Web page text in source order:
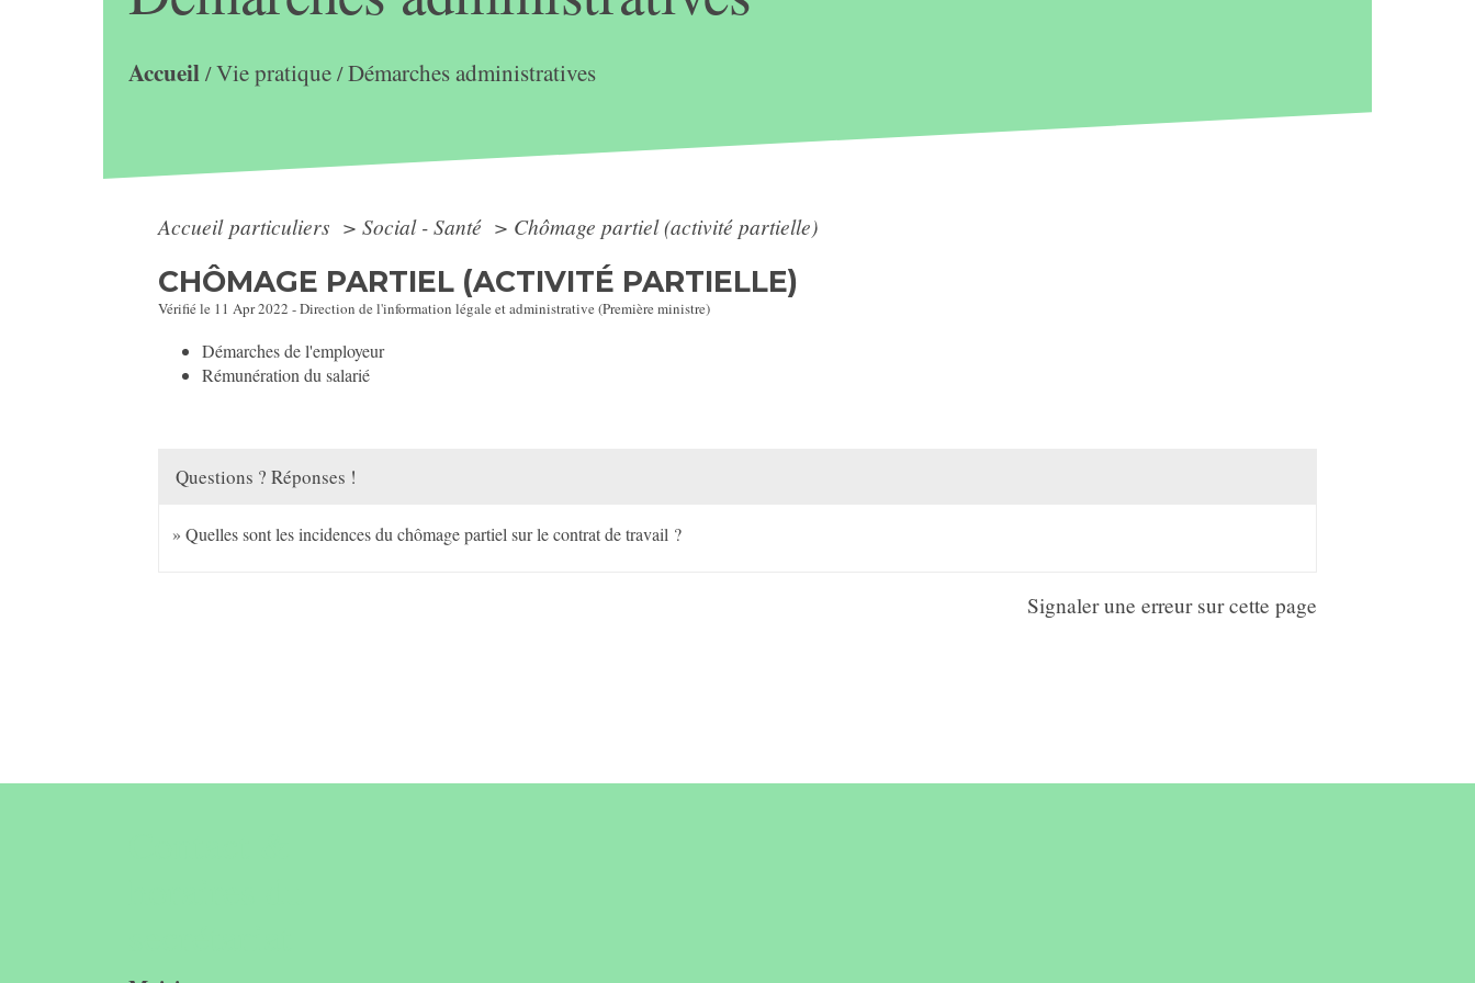
Accueil/Vie pratique/Démarches administratives
Accueil particuliers > Social - Santé > Chômage partiel (activité partielle)
CHÔMAGE PARTIEL (ACTIVITÉ PARTIELLE)
Vérifié le 11 Apr 2022 - Direction de l'information légale et administrative (Première ministre)
Démarches de l'employeur
Rémunération du salarié
Questions ? Réponses !
Quelles sont les incidences du chômage partiel sur le contrat de travail ?
Signaler une erreur sur cette page